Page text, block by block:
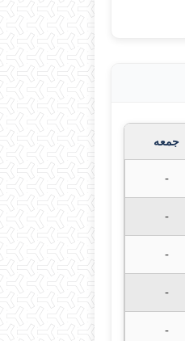
جمعه
-
-
-
-
-